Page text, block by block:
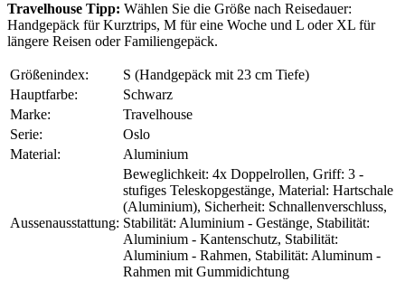
Travelhouse Tipp: Wählen Sie die Größe nach Reisedauer:
Handgepäck für Kurztrips, M für eine Woche und L oder XL für
längere Reisen oder Familiengepäck.
Größenindex:
S (Handgepäck mit 23 cm Tiefe)
Hauptfarbe:
Schwarz
Marke:
Travelhouse
Serie:
Oslo
Material:
Aluminium
Aussenausstattung:
Beweglichkeit: 4x Doppelrollen, Griff: 3 -
stufiges Teleskopgestänge, Material: Hartschale
(Aluminium), Sicherheit: Schnallenverschluss,
Stabilität: Aluminium - Gestänge, Stabilität:
Aluminium - Kantenschutz, Stabilität:
Aluminium - Rahmen, Stabilität: Aluminum -
Rahmen mit Gummidichtung